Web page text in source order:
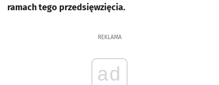
ramach tego przedsięwzięcia.
REKLAMA
ad